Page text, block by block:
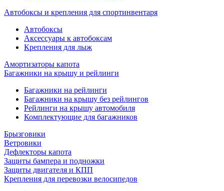
Автобоксы и крепления для спортинвентаря
Автобоксы
Аксессуары к автобоксам
Крепления для лыж
Амортизаторы капота
Багажники на крышу и рейлинги
Багажники на рейлинги
Багажники на крышу без рейлингов
Рейлинги на крышу автомобиля
Комплектующие для багажников
Брызговики
Ветровики
Дефлекторы капота
Защиты бампера и подножки
Защиты двигателя и КПП
Крепления для перевозки велосипедов